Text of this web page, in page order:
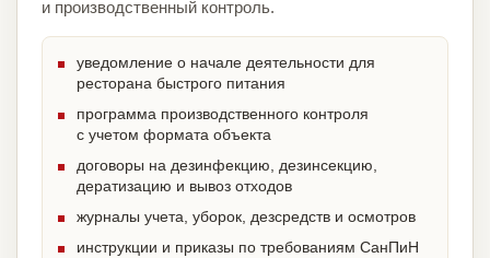
и производственный контроль.
уведомление о начале деятельности для
ресторана быстрого питания
программа производственного контроля
с учетом формата объекта
договоры на дезинфекцию, дезинсекцию,
дератизацию и вывоз отходов
журналы учета, уборок, дезсредств и осмотров
инструкции и приказы по требованиям СанПиН